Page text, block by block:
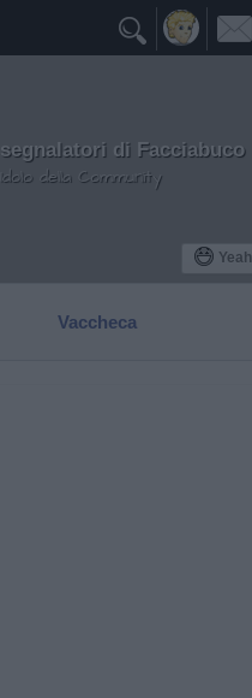
Yeah
segnalatori di Facciabuco
Idolo della Community
Vaccheca